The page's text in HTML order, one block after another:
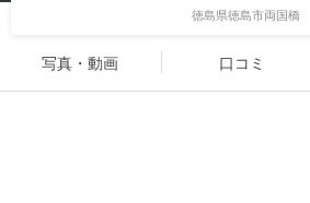
徳島県徳島市両国橋
写真・動画 口コミ